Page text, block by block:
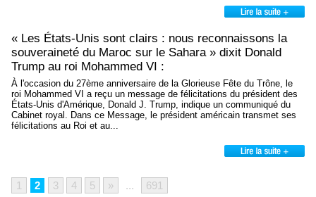
« Les États-Unis sont clairs : nous reconnaissons la
souveraineté du Maroc sur le Sahara » dixit Donald
Trump au roi Mohammed VI :
À l'occasion du 27ème anniversaire de la Glorieuse Fête du Trône, le
roi Mohammed VI a reçu un message de félicitations du président des
États-Unis d'Amérique, Donald J. Trump, indique un communiqué du
Cabinet royal. Dans ce Message, le président américain transmet ses
félicitations au Roi et au...
1 2 3 4 5 » ... 691